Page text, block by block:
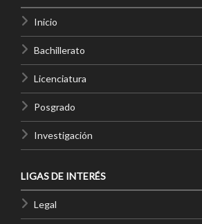
Inicio
Bachillerato
Licenciatura
Posgrado
Investigación
LIGAS DE INTERÉS
Legal